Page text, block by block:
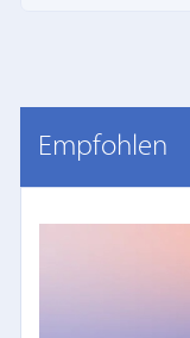
Empfohlen